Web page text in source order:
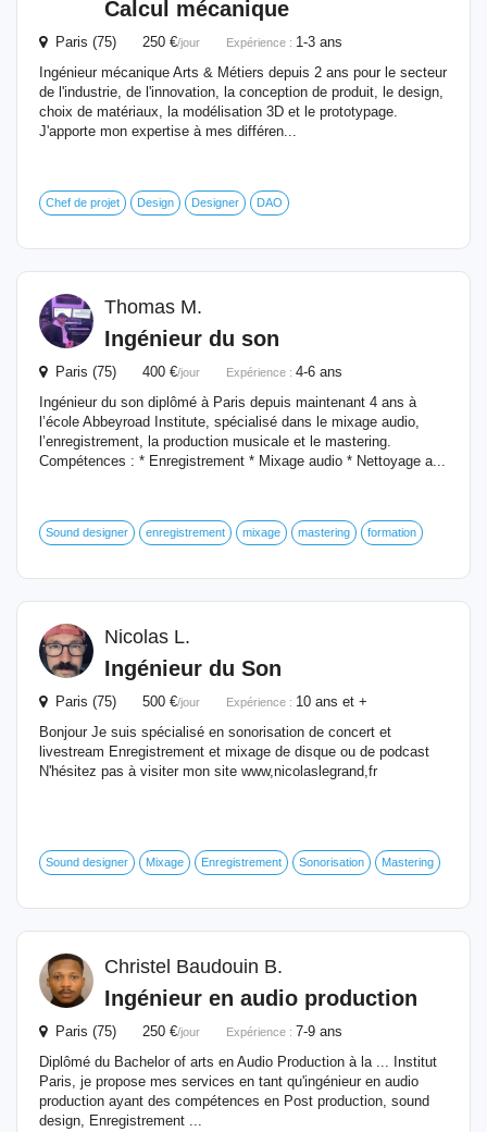
Calcul mécanique
Paris (75) 250 €/jour Expérience : 1-3 ans
Ingénieur mécanique Arts & Métiers depuis 2 ans pour le secteur
de l'industrie, de l'innovation, la conception de produit, le design,
choix de matériaux, la modélisation 3D et le prototypage.
J'apporte mon expertise à mes différen...
Chef de projet Design Designer DAO
Thomas M.
Ingénieur du son
Paris (75) 400 €/jour Expérience : 4-6 ans
Ingénieur du son diplômé à Paris depuis maintenant 4 ans à
l’école Abbeyroad Institute, spécialisé dans le mixage audio,
l’enregistrement, la production musicale et le mastering.
Compétences : * Enregistrement * Mixage audio * Nettoyage a...
Sound designer enregistrement mixage mastering formation
Nicolas L.
Ingénieur du Son
Paris (75) 500 €/jour Expérience : 10 ans et +
Bonjour Je suis spécialisé en sonorisation de concert et
livestream Enregistrement et mixage de disque ou de podcast
N'hésitez pas à visiter mon site www,nicolaslegrand,fr
Sound designer Mixage Enregistrement Sonorisation Mastering
Christel Baudouin B.
Ingénieur en audio production
Paris (75) 250 €/jour Expérience : 7-9 ans
Diplômé du Bachelor of arts en Audio Production à la ... Institut
Paris, je propose mes services en tant qu'ingénieur en audio
production ayant des compétences en Post production, sound
design, Enregistrement ...